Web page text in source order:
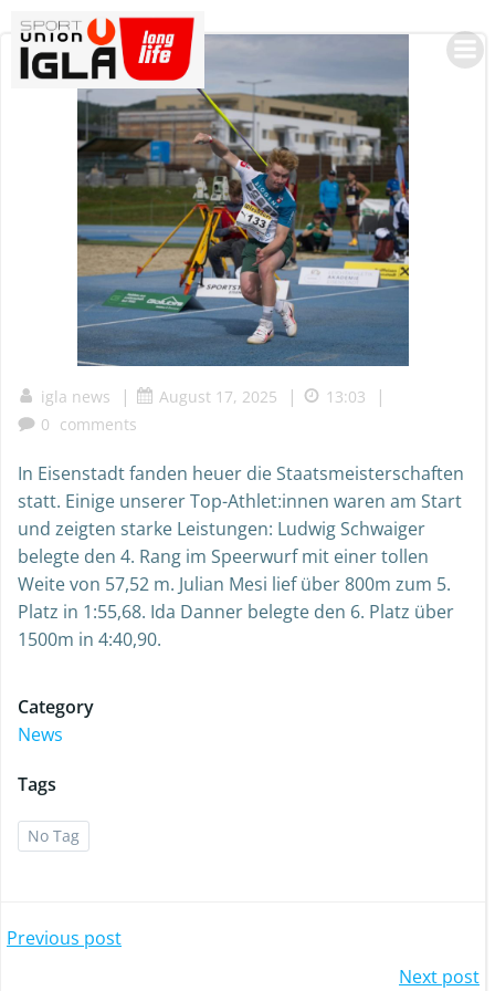
to
igla news | August 17, 2025 | 13:03 |
0 comments
In Eisenstadt fanden heuer die Staatsmeisterschaften
statt. Einige unserer Top-Athlet:innen waren am Start
und zeigten starke Leistungen: Ludwig Schwaiger
belegte den 4. Rang im Speerwurf mit einer tollen
Weite von 57,52 m. Julian Mesi lief über 800m zum 5.
Platz in 1:55,68. Ida Danner belegte den 6. Platz über
1500m in 4:40,90.
Category
News
Tags
No Tag
Post
Previous post
Next post